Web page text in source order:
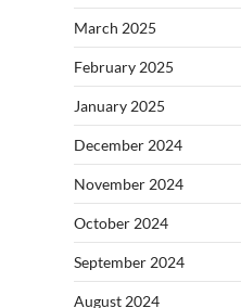
March 2025
February 2025
January 2025
December 2024
November 2024
October 2024
September 2024
August 2024